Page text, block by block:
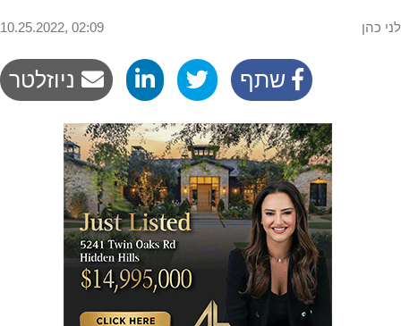
10.25.2022, 02:09 לני כהן